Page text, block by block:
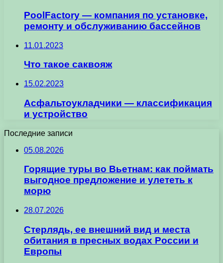
PoolFactory — компания по установке,
ремонту и обслуживанию бассейнов
11.01.2023
Что такое саквояж
15.02.2023
Асфальтоукладчики — классификация
и устройство
Последние записи
05.08.2026
Горящие туры во Вьетнам: как поймать
выгодное предложение и улететь к
морю
28.07.2026
Стерлядь, ее внешний вид и места
обитания в пресных водах России и
Европы